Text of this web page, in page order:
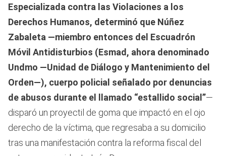
Especializada contra las Violaciones a los
Derechos Humanos, determinó que Núñez
Zabaleta —miembro entonces del Escuadrón
Móvil Antidisturbios (Esmad, ahora denominado
Undmo —Unidad de Diálogo y Mantenimiento del
Orden—), cuerpo policial señalado por denuncias
de abusos durante el llamado “estallido social”—
disparó un proyectil de goma que impactó en el ojo
derecho de la víctima, que regresaba a su domicilio
tras una manifestación contra la reforma fiscal del